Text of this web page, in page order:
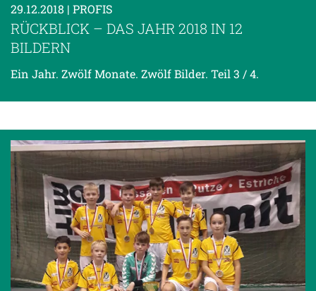
29.12.2018 | PROFIS
RÜCKBLICK – DAS JAHR 2018 IN 12
BILDERN
Ein Jahr. Zwölf Monate. Zwölf Bilder. Teil 3 / 4.